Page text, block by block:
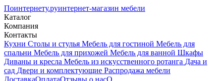
Поинтернету.руинтернет-магазин мебели
Каталог
Компания
Контакты
Кухни Столы и стулья Мебель для гостиной Мебель для
спальни Мебель для прихожей Мебель для ванной Шкафы
Диваны и кресла Мебель из искусственного ротанга Дача и
сад Двери и комплектующие Распродажа мебели
ДоставкаОплатаОтзывы о насО